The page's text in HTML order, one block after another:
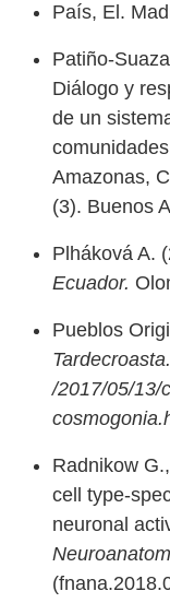
País, El.
Patiño-
Diálogo y
de un
Amazonas,
(3). Buenos
Plháková A.
Ecuador.
Pueblos
/2017/05/13/
Radnikow
cell type-
neuronal